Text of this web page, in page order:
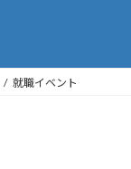
就職イベント